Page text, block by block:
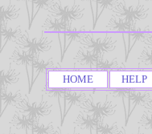
HOME HELP